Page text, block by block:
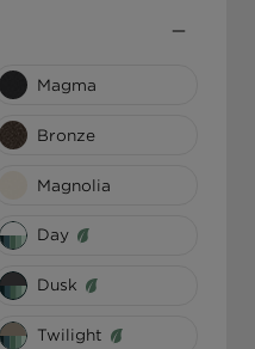
Magma
Bronze
Magnolia
Day
Dusk
Twilight